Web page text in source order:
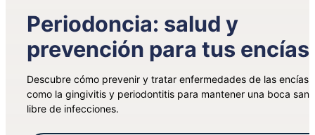
Periodoncia: salud y
prevención para tus encías
Descubre cómo prevenir y tratar enfermedades de las encías
como la gingivitis y periodontitis para mantener una boca
libre de infecciones.